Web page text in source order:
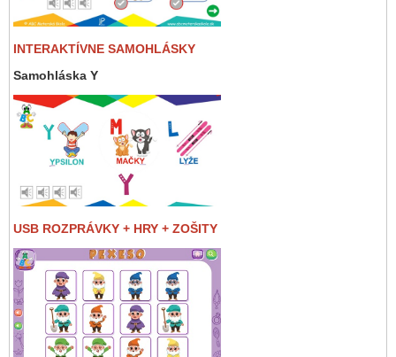
INTERAKTÍVNE SAMOHLÁSKY
Samohláska Y
USB ROZPRÁVKY + HRY + ZOŠITY